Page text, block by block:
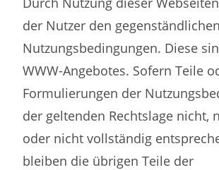
der Nutzer den gegenständlichen
Nutzungsbedingungen. Diese
WWW-Angebotes. Sofern Teile
Formulierungen der
der geltenden Rechtslage nicht,
oder nicht vollständig
bleiben die übrigen Teile der